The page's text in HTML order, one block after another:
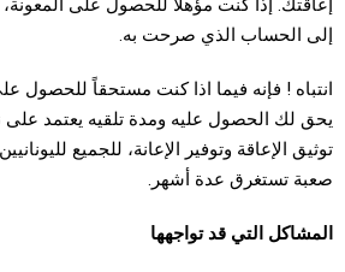
إعاقتك. إذا كنت مؤهلاً للحصول على
إلى الحساب الذي صرحت به.
انتباه ! فإنه فيما اذا كنت مستحقاً للحصول
يحق لك الحصول عليه ومدة تلقيه يعتمد على
توثيق الإعاقة وتوفير الإعانة، للجميع
صعبة تستغرق عدة أشهر.
المشاكل التي قد تواجهها